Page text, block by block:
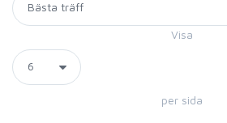
Visa
per sida